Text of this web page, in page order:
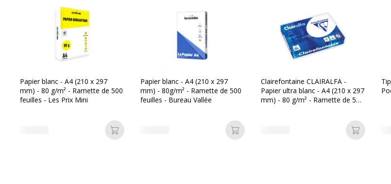
Papier blanc - A4 (210 x 297
mm) - 80 g/m² - Ramette de 500
feuilles - Les Prix Mini
Ajouter au panier
Papier blanc - A4 (210 x 297
mm) - 80g/m² - Ramette de 500
feuilles - Bureau Vallée
Ajouter au panier
Clairefontaine CLAIRALFA -
Papier ultra blanc - A4 (210 x 297
mm) - 80 g/m² - Ramette de 500
Ajouter